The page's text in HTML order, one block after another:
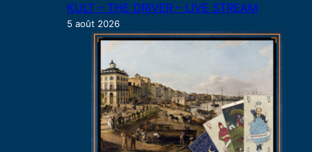
KULT – THE DRIVER – LIVE STREAM
5 août 2026